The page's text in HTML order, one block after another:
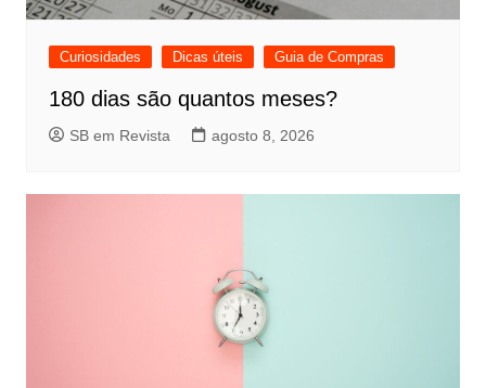
Curiosidades Dicas úteis Guia de Compras
180 dias são quantos meses?
SB em Revista agosto 8, 2026